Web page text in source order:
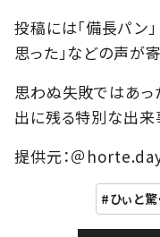
投稿には「備長パン
思った」などの声が
思わぬ失敗ではあっ
出に残る特別な出来
提供元：＠
ひぃと驚